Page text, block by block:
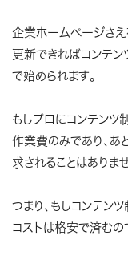
企業ホームページさえ
更新できればコンテ
で始められます。
もしプロにコンテンツ
作業費のみであり、あ
求されることはありませ
つまり、もしコンテン
コストは格安で済むの